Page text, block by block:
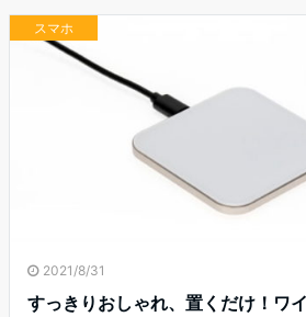
スマホ
2021/8/31
すっきりおしゃれ、置くだけ！ワ